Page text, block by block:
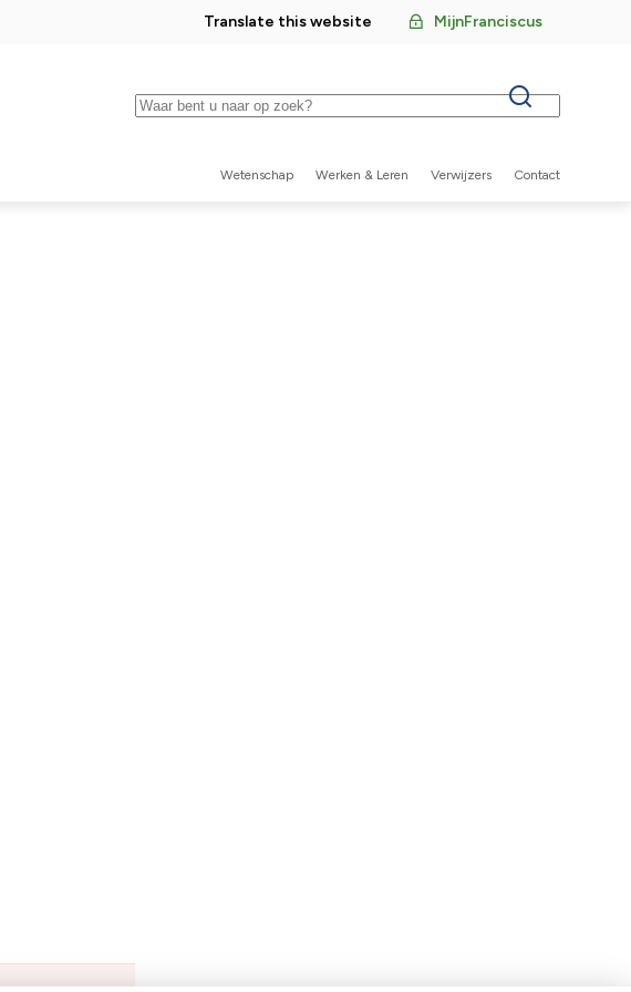
Translate this website MijnFranciscus
Wetenschap Werken & Leren Verwijzers Contact
Keywords